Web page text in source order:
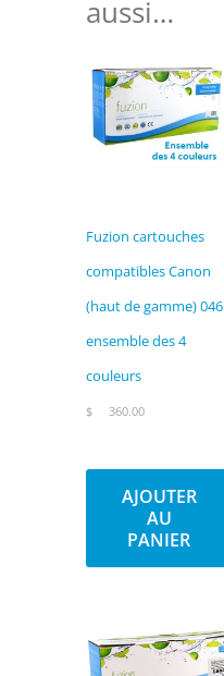
046
(046HC)
aussi…
Fuzion cartouches
compatibles Canon
(haut de gamme) 046
ensemble des 4
couleurs
$ 360.00
AJOUTER
AU
PANIER